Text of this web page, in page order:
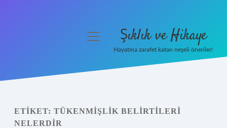
Yasal Uyarı
menüyü
Şıklık ve Hikaye
Hayatına zarafet katan neşeli öneriler!
ETIKET: TÜKENMIŞLIK BELIRTILERI
NELERDIR